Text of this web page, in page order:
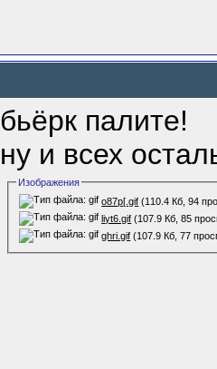
бьёрк палите!
ну и всех
Изображения
o87p[.gif (110.4 Кб, 94
liyt6.gif (107.9 Кб, 85
ghri.gif (107.9 Кб, 77